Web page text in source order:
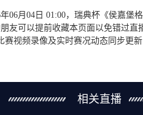
06月04日 01:00，瑞典杯《侯嘉堡
友可以提前收藏本页面以免错过
赛视频录像及实时赛况动态同步更
相关直播